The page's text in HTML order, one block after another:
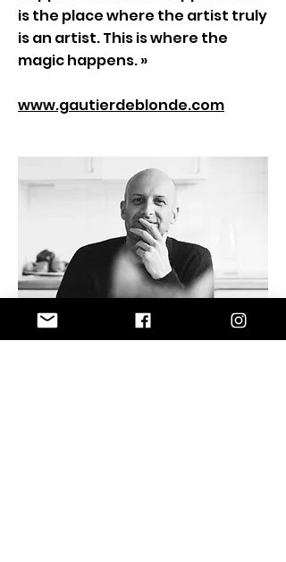
is the place where the artist truly
is an artist. This is where the
magic happens. »
www.gautierdeblonde.com